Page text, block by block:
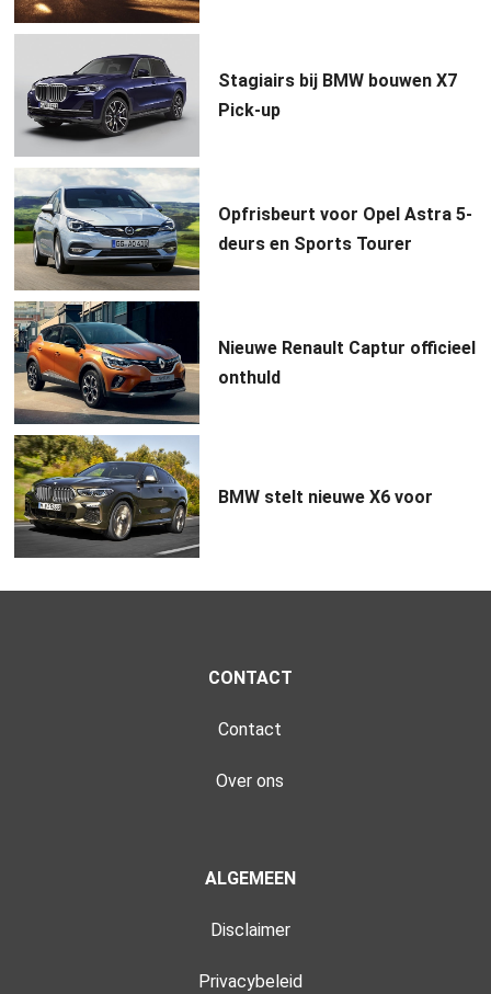
Stagiairs bij BMW bouwen X7
Pick-up
Opfrisbeurt voor Opel Astra 5-
deurs en Sports Tourer
Nieuwe Renault Captur officieel
onthuld
BMW stelt nieuwe X6 voor
CONTACT
Contact
Over ons
ALGEMEEN
Disclaimer
Privacybeleid